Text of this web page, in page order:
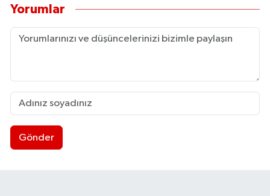
Yorumlar
Gönder
MUĞLA
UŞAK